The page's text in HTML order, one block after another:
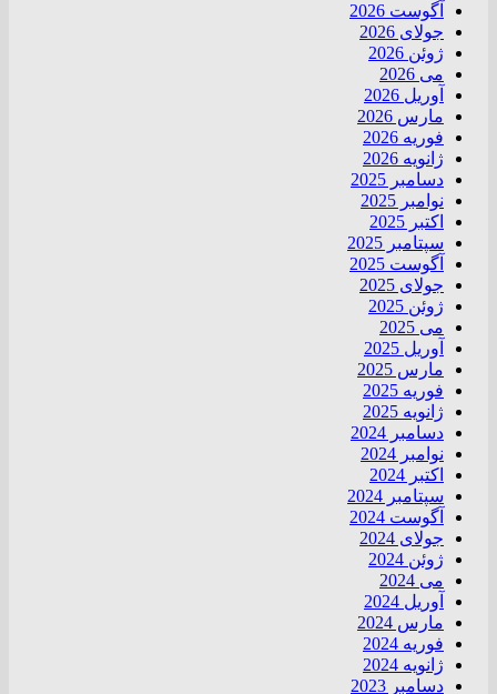
آگوست 2026
جولای 2026
ژوئن 2026
می 2026
آوریل 2026
مارس 2026
فوریه 2026
ژانویه 2026
دسامبر 2025
نوامبر 2025
اکتبر 2025
سپتامبر 2025
آگوست 2025
جولای 2025
ژوئن 2025
می 2025
آوریل 2025
مارس 2025
فوریه 2025
ژانویه 2025
دسامبر 2024
نوامبر 2024
اکتبر 2024
سپتامبر 2024
آگوست 2024
جولای 2024
ژوئن 2024
می 2024
آوریل 2024
مارس 2024
فوریه 2024
ژانویه 2024
دسامبر 2023